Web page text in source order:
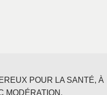
POUR LA SANTÉ, À
MODÉRATION.